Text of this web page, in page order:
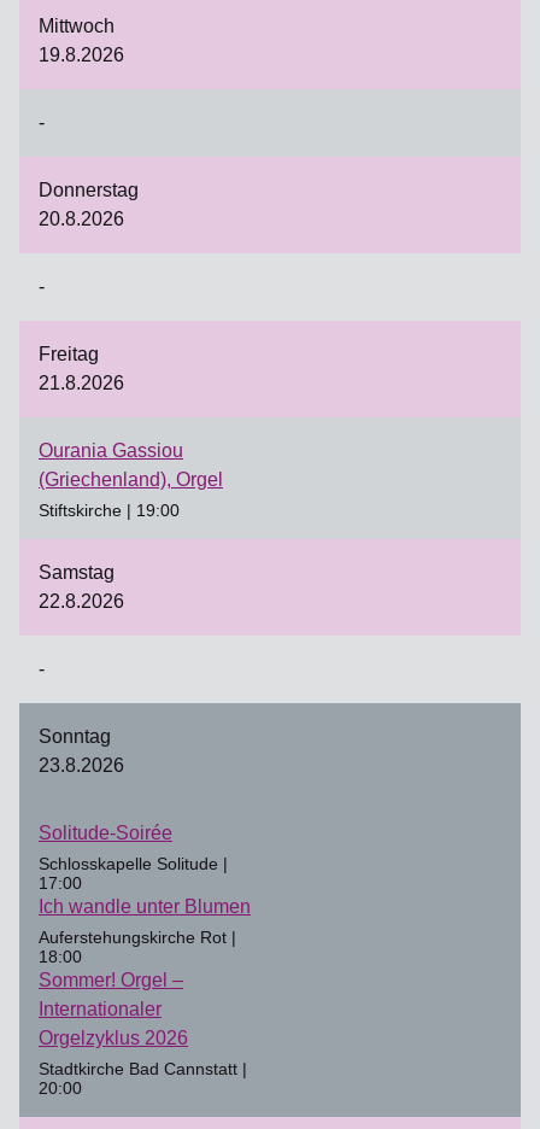
Mittwoch
19.8.2026
-
Donnerstag
20.8.2026
-
Freitag
21.8.2026
Ourania Gassiou
(Griechenland), Orgel
Stiftskirche | 19:00
Samstag
22.8.2026
-
Sonntag
23.8.2026
Solitude-Soirée
Schlosskapelle Solitude |
17:00
Ich wandle unter Blumen
Auferstehungskirche Rot |
18:00
Sommer! Orgel –
Internationaler
Orgelzyklus 2026
Stadtkirche Bad Cannstatt |
20:00